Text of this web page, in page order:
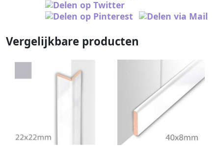
Vergelijkbare producten